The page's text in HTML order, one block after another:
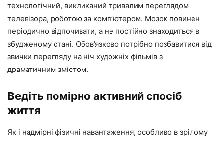
технологічний, викликаний тривалим переглядом
телевізора, роботою за комп’ютером. Мозок повинен
періодично відпочивати, а не постійно знаходиться в
збудженому стані. Обов’язково потрібно позбавитися від
звички перегляду на ніч художніх фільмів з
драматичним змістом.
Ведіть помірно активний спосіб
життя
Як і надмірні фізичні навантаження, особливо в зрілому